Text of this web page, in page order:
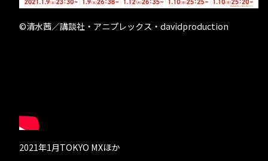
©清水茜／講談社・アニプレックス・davidproduction
2021年1月TOKYO MXほか